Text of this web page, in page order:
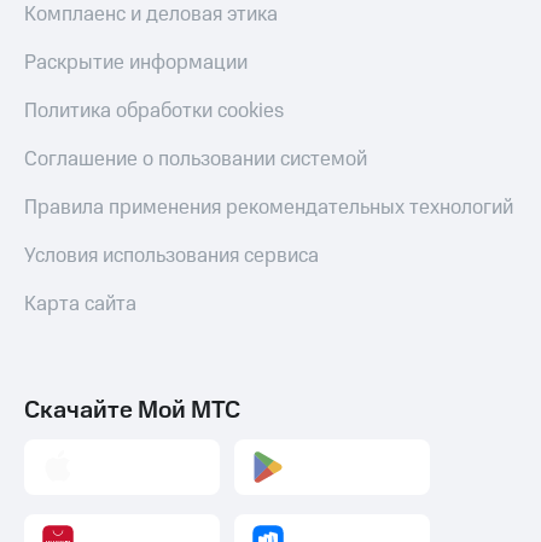
Комплаенс и деловая этика
Раскрытие информации
Политика обработки cookies
Соглашение о пользовании системой
Правила применения рекомендательных технологий
Условия использования сервиса
Карта сайта
Скачайте Мой МТС